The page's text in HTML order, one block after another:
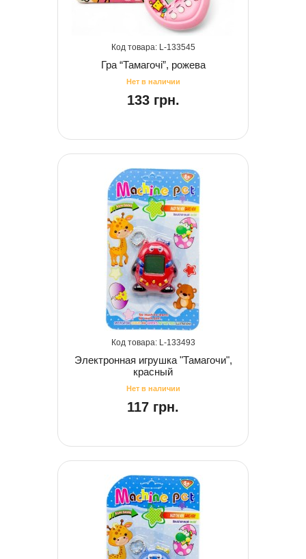
133545
Гра “Тамагочі”, рожева
133 грн.
133493
Электронная игрушка "Тамагочи",
красный
117 грн.